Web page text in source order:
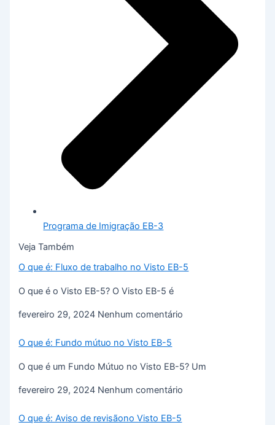
Programa de Imigração EB-3
Veja Também
O que é: Fluxo de trabalho no Visto EB-5
O que é o Visto EB-5? O Visto EB-5 é
fevereiro 29, 2024 Nenhum comentário
O que é: Fundo mútuo no Visto EB-5
O que é um Fundo Mútuo no Visto EB-5? Um
fevereiro 29, 2024 Nenhum comentário
O que é: Aviso de revisãono Visto EB-5